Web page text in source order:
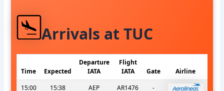
Arrivals at TUC
Time Expected
Departure
IATA
Flight
IATA
Gate
Airline
15:00
15:38 AEP AR1476 -